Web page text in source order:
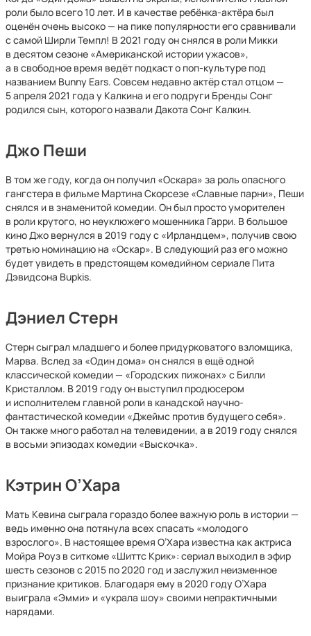
роли было всего 10 лет. И в качестве ребёнка-актёра был
оценён очень высоко — на пике популярности его сравнивали
с самой Ширли Темпл! В 2021 году он снялся в роли Микки
в десятом сезоне «Американской истории ужасов»,
а в свободное время ведёт подкаст о поп-культуре под
названием Bunny Ears. Совсем недавно актёр стал отцом —
5 апреля 2021 года у Калкина и его подруги Бренды Сонг
родился сын, которого назвали Дакота Сонг Калкин.
Джо Пеши
В том же году, когда он получил «Оскара» за роль опасного
гангстера в фильме Мартина Скорсезе «Славные парни», Пеши
снялся и в знаменитой комедии. Он был просто уморителен
в роли крутого, но неуклюжего мошенника Гарри. В большое
кино Джо вернулся в 2019 году с «Ирландцем», получив свою
третью номинацию на «Оскар». В следующий раз его можно
будет увидеть в предстоящем комедийном сериале Пита
Дэвидсона Bupkis.
Дэниел Стерн
Стерн сыграл младшего и более придурковатого взломщика,
Марва. Вслед за «Один дома» он снялся в ещё одной
классической комедии — «Городских пижонах» с Билли
Кристаллом. В 2019 году он выступил продюсером
и исполнителем главной роли в канадской научно-
фантастической комедии «Джеймс против будущего себя».
Он также много работал на телевидении, а в 2019 году снялся
в восьми эпизодах комедии «Выскочка».
Кэтрин О’Хара
Мать Кевина сыграла гораздо более важную роль в истории —
ведь именно она потянула всех спасать «молодого
взрослого». В настоящее время О’Хара известна как актриса
Мойра Роуз в ситкоме «Шиттс Крик»: сериал выходил в эфир
шесть сезонов с 2015 по 2020 год и заслужил неизменное
признание критиков. Благодаря ему в 2020 году О’Хара
выиграла «Эмми» и «украла шоу» своими непрактичными
нарядами.